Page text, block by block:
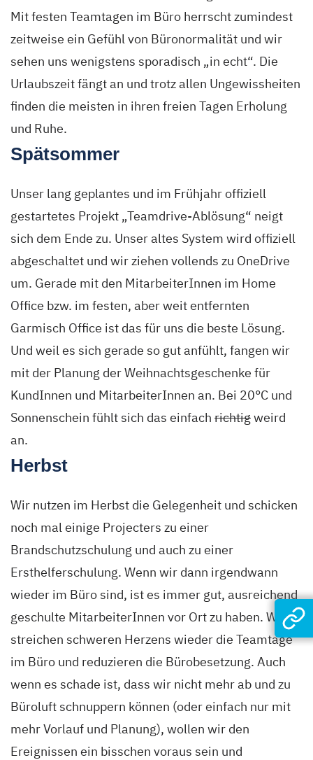
Mit festen Teamtagen im Büro herrscht zumindest
zeitweise ein Gefühl von Büronormalität und wir
sehen uns wenigstens sporadisch „in echt“. Die
Urlaubszeit fängt an und trotz allen Ungewissheiten
finden die meisten in ihren freien Tagen Erholung
und Ruhe.
Spätsommer
Unser lang geplantes und im Frühjahr offiziell
gestartetes Projekt „Teamdrive-Ablösung“ neigt
sich dem Ende zu. Unser altes System wird offiziell
abgeschaltet und wir ziehen vollends zu OneDrive
um. Gerade mit den MitarbeiterInnen im Home
Office bzw. im festen, aber weit entfernten
Garmisch Office ist das für uns die beste Lösung.
Und weil es sich gerade so gut anfühlt, fangen wir
mit der Planung der Weihnachtsgeschenke für
KundInnen und MitarbeiterInnen an. Bei 20°C und
Sonnenschein fühlt sich das einfach richtigweird
an.
Herbst
Wir nutzen im Herbst die Gelegenheit und schicken
noch mal einige Projecters zu einer
Brandschutzschulung und auch zu einer
Ersthelferschulung. Wenn wir dann irgendwann
wieder im Büro sind, ist es immer gut, ausreichend
geschulte MitarbeiterInnen vor Ort zu haben. Wir
streichen schweren Herzens wieder die Teamtage
im Büro und reduzieren die Bürobesetzung. Auch
wenn es schade ist, dass wir nicht mehr ab und zu
Büroluft schnuppern können (oder einfach nur mit
mehr Vorlauf und Planung), wollen wir den
Ereignissen ein bisschen voraus sein und